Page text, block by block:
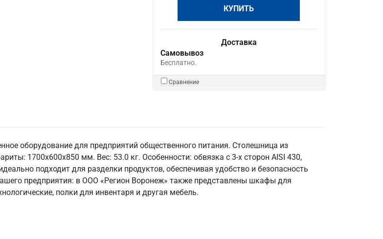
КУПИТЬ
Доставка
Самовывоз
Бесплатно.
Сравнение
оборудование для предприятий общественного питания. Столешница из
1700x600x850 мм. Вес: 53.0 кг. Особенности: обвязка с 3-х сторон AISI 430,
подходит для разделки продуктов, обеспечивая удобство и безопасность
предприятия: в ООО «Регион Воронеж» также представлены шкафы для
полки для инвентаря и другая мебель.